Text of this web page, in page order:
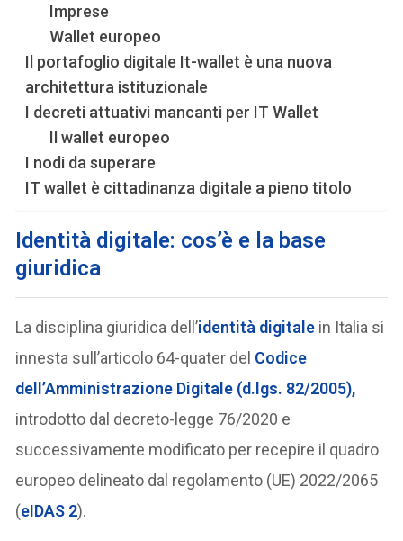
Imprese
Wallet europeo
Il portafoglio digitale It-wallet è una nuova
architettura istituzionale
I decreti attuativi mancanti per IT Wallet
Il wallet europeo
I nodi da superare
IT wallet è cittadinanza digitale a pieno titolo
Identità digitale: cos’è e la base
giuridica
La disciplina giuridica dell’identità digitale in Italia si
innesta sull’articolo 64-quater del Codice
dell’Amministrazione Digitale (d.lgs. 82/2005),
introdotto dal decreto-legge 76/2020 e
successivamente modificato per recepire il quadro
europeo delineato dal regolamento (UE) 2022/2065
(eIDAS 2).